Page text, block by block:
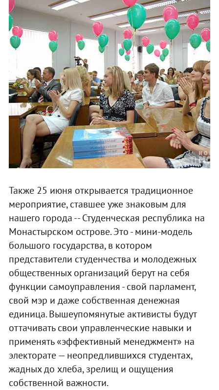
Также 25 июня открывается традиционное
мероприятие, ставшее уже знаковым для
нашего города -- Студенческая республика на
Монастырском острове. Это - мини-модель
большого государства, в котором
представители студенчества и молодежных
общественных организаций берут на себя
функции самоуправления - свой парламент,
свой мэр и даже собственная денежная
единица. Вышеупомянутые активисты будут
оттачивать свои управленческие навыки и
применять «эффективный менеджмент» на
электорате — неопредлившихся студентах,
жадных до хлеба, зрелищ и ощущения
собственной важности.